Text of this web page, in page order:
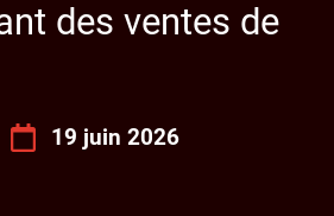
des ventes de
19 juin 2026